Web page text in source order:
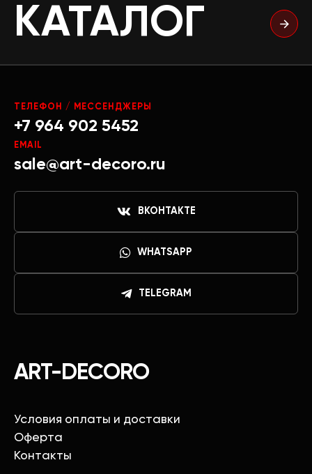
КАТАЛОГ
ART-DECORO
Условия оплаты и доставки
Оферта
Контакты
ТЕЛЕФОН / МЕССЕНДЖЕРЫ
+7 964 902 5452
EMAIL
sale@art-decoro.ru
ВКОНТАКТЕ
WHATSAPP
TELEGRAM